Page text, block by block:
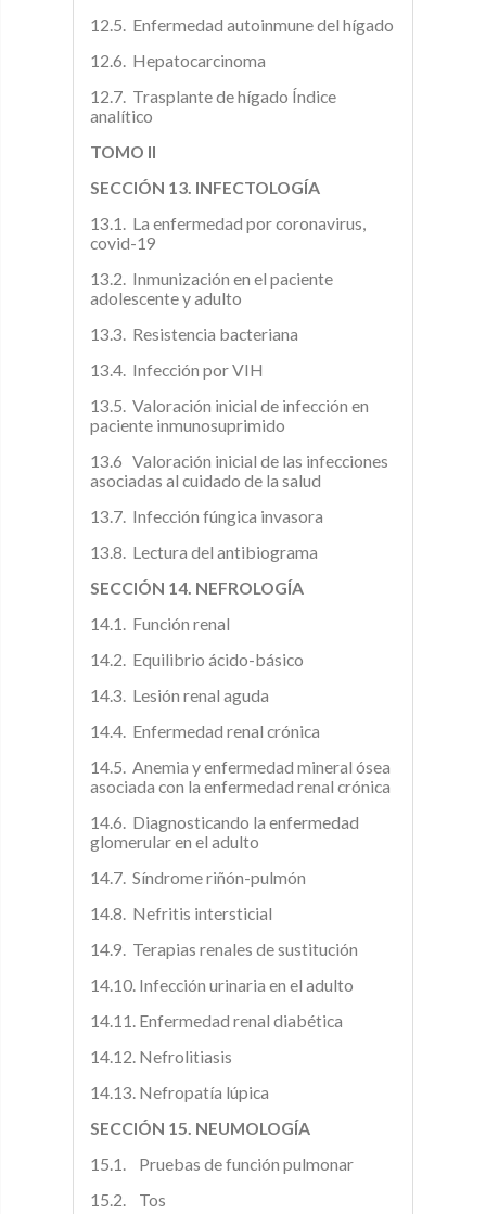
12.5. Enfermedad autoinmune del hígado
12.6. Hepatocarcinoma
12.7. Trasplante de hígado Índice
analítico
TOMO II
SECCIÓN 13. INFECTOLOGÍA
13.1. La enfermedad por coronavirus,
covid-19
13.2. Inmunización en el paciente
adolescente y adulto
13.3. Resistencia bacteriana
13.4. Infección por VIH
13.5. Valoración inicial de infección en
paciente inmunosuprimido
13.6 Valoración inicial de las infecciones
asociadas al cuidado de la salud
13.7. Infección fúngica invasora
13.8. Lectura del antibiograma
SECCIÓN 14. NEFROLOGÍA
14.1. Función renal
14.2. Equilibrio ácido-básico
14.3. Lesión renal aguda
14.4. Enfermedad renal crónica
14.5. Anemia y enfermedad mineral ósea
asociada con la enfermedad renal crónica
14.6. Diagnosticando la enfermedad
glomerular en el adulto
14.7. Síndrome riñón-pulmón
14.8. Nefritis intersticial
14.9. Terapias renales de sustitución
14.10. Infección urinaria en el adulto
14.11. Enfermedad renal diabética
14.12. Nefrolitiasis
14.13. Nefropatía lúpica
SECCIÓN 15. NEUMOLOGÍA
15.1. Pruebas de función pulmonar
15.2. Tos